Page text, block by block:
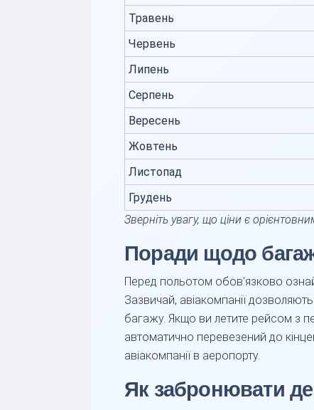
Травень
Червень
Липень
Серпень
Вересень
Жовтень
Листопад
Грудень
Зверніть увагу, що ціни є
Поради щодо
Перед польотом обов'язково
Зазвичай, авіакомпанії
багажу. Якщо ви летите рейсом з
автоматично перевезений до
авіакомпанії в аеропорту.
Як забронювати